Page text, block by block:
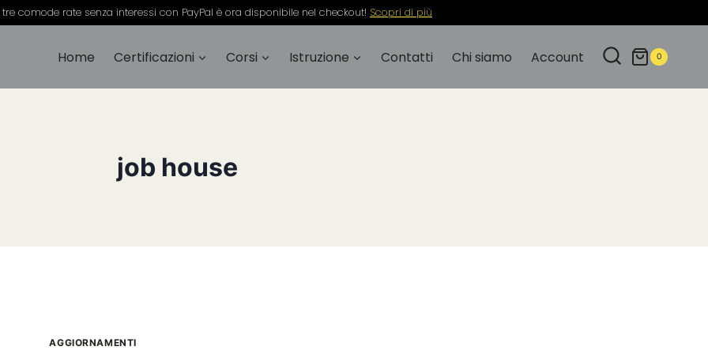
comode rate senza interessi con PayPal è ora disponibile nel checkout! Scopri di più
Home Certificazioni Corsi Istruzione Contatti Chi siamo Account 0
job house
AGGIORNAMENTI